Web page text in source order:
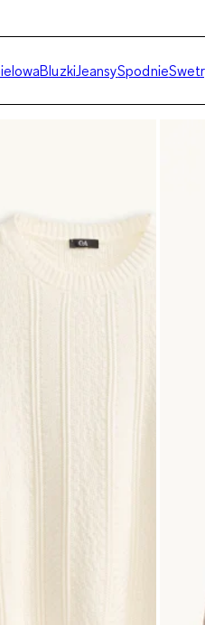
BluzkiJeansySpodnie